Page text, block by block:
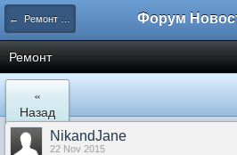
← Ремонт и обустройство
Ремонт
«
Назад
NikandJane
22 Nov 2015